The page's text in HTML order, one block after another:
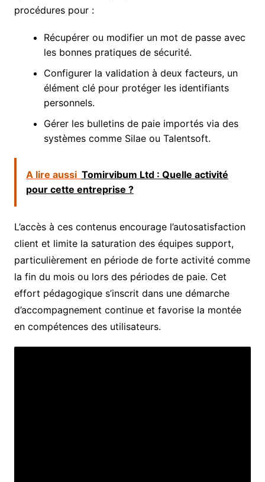
procédures pour :
Récupérer ou modifier un mot de passe avec
les bonnes pratiques de sécurité.
Configurer la validation à deux facteurs, un
élément clé pour protéger les identifiants
personnels.
Gérer les bulletins de paie importés via des
systèmes comme Silae ou Talentsoft.
A lire aussi Tomirvibum Ltd : Quelle activité
pour cette entreprise ?
L’accès à ces contenus encourage l’autosatisfaction
client et limite la saturation des équipes support,
particulièrement en période de forte activité comme
la fin du mois ou lors des périodes de paie. Cet
effort pédagogique s’inscrit dans une démarche
d’accompagnement continue et favorise la montée
en compétences des utilisateurs.